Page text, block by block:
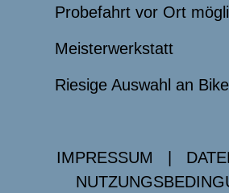
Probefahrt vor Ort
Meisterwerkstatt
Riesige Auswahl an
IMPRESSUM